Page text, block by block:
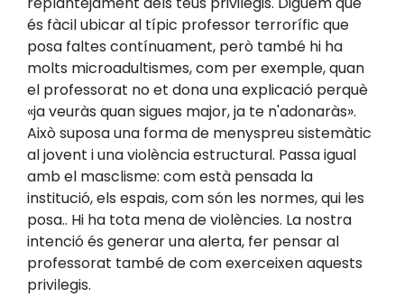
és fàcil ubicar al típic professor terrorífic que
posa faltes contínuament, però també hi ha
molts microadultismes, com per exemple, quan
el professorat no et dona una explicació perquè
«ja veuràs quan sigues major, ja te n'adonaràs».
Això suposa una forma de menyspreu sistemàtic
al jovent i una violència estructural. Passa igual
amb el masclisme: com està pensada la
institució, els espais, com són les normes, qui les
posa.. Hi ha tota mena de violències. La nostra
intenció és generar una alerta, fer pensar al
professorat també de com exerceixen aquests
privilegis.